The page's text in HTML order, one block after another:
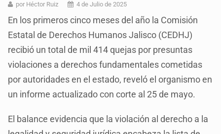
por Héctor Ruiz 4 de Julio de 2025
En los primeros cinco meses del año la Comisión
Estatal de Derechos Humanos Jalisco (CEDHJ)
recibió un total de mil 414 quejas por presuntas
violaciones a derechos fundamentales cometidas
por autoridades en el estado, reveló el organismo en
un informe actualizado con corte al 25 de mayo.
El balance evidencia que la violación al derecho a la